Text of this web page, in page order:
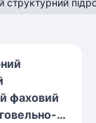
структурний
фаховий